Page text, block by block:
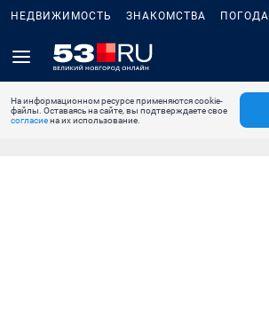
НЕДВИЖИМОСТЬ ЗНАКОМСТВА ПОГОДА
На информационном ресурсе применяются cookie-
файлы. Оставаясь на сайте, вы подтверждаете свое
согласиена их использование.